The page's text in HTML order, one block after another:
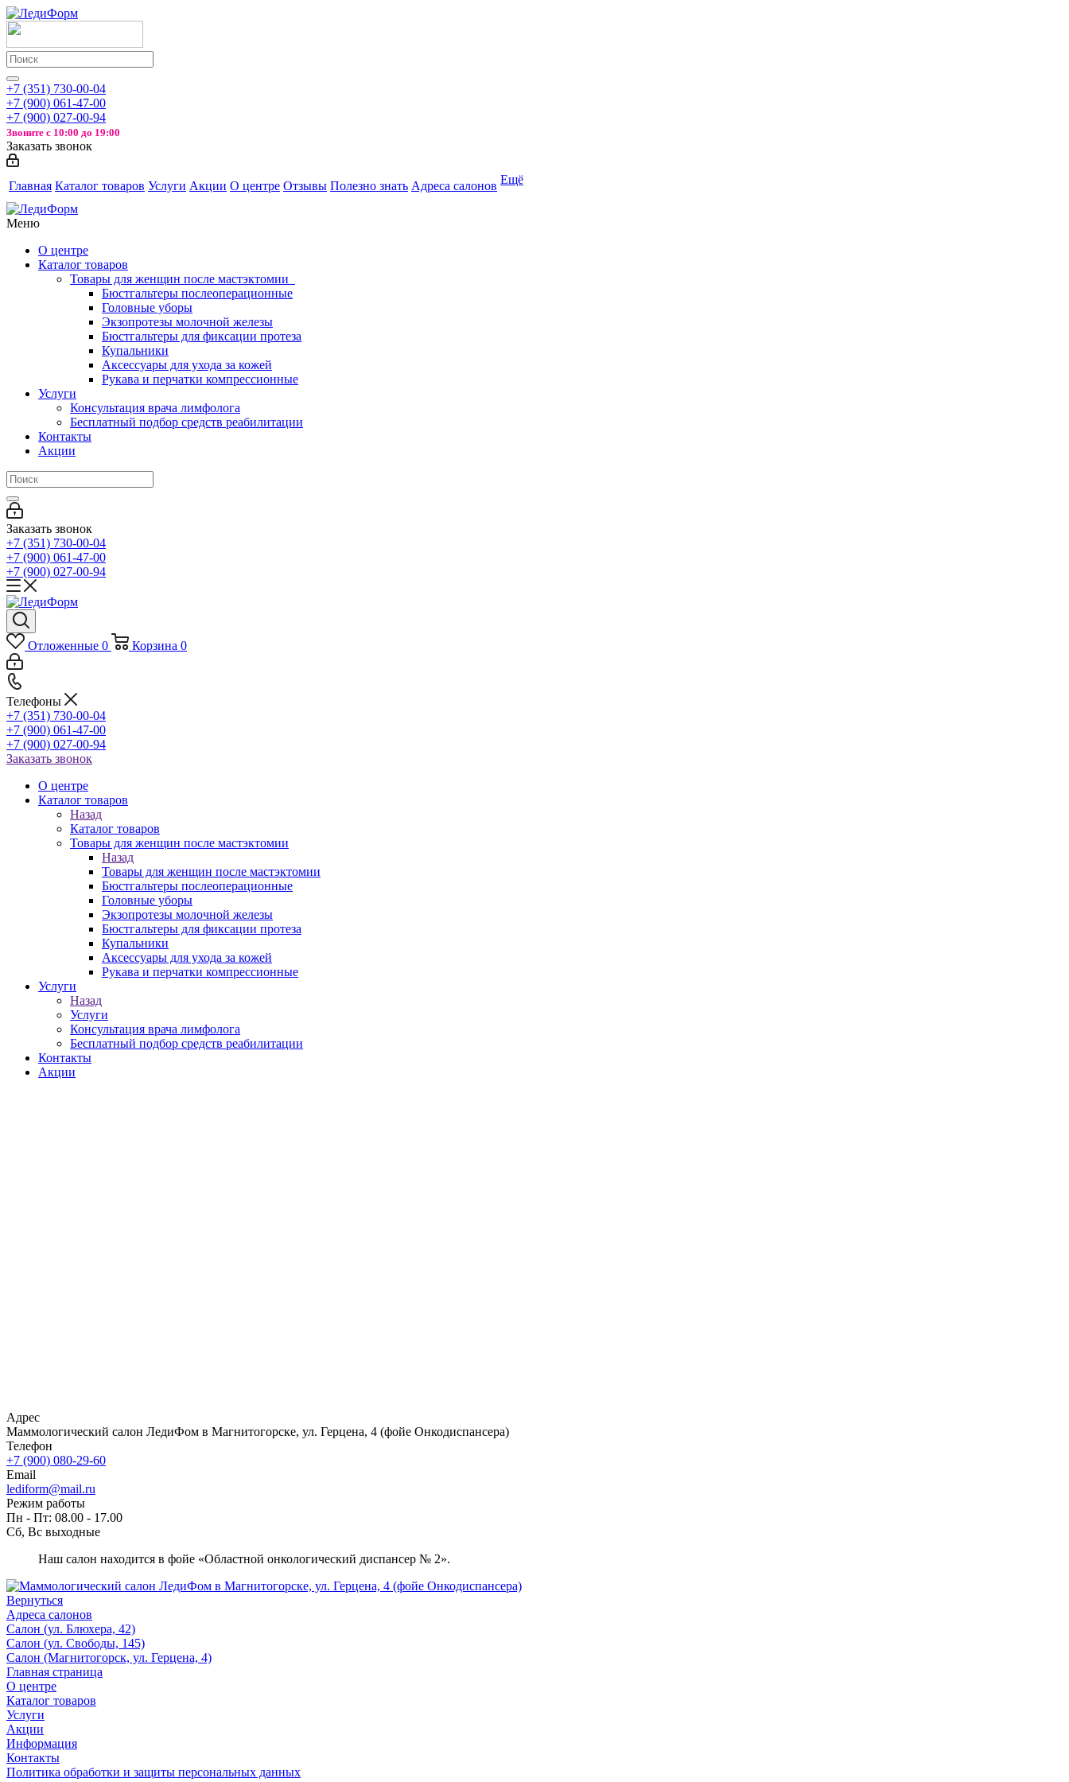
+7 (351) 730-00-04
+7 (900) 061-47-00
+7 (900) 027-00-94
Звоните с 10:00 до 19:00
Заказать звонок
Главная Каталог товаров Услуги Акции О центре Отзывы Полезно знать Адреса салонов Ещё
Меню
О центре
Каталог товаров
Товары для женщин после мастэктомии
Бюстгальтеры послеоперационные
Головные уборы
Экзопротезы молочной железы
Бюстгальтеры для фиксации протеза
Купальники
Аксессуары для ухода за кожей
Рукава и перчатки компрессионные
Услуги
Консультация врача лимфолога
Бесплатный подбор средств реабилитации
Контакты
Акции
Заказать звонок
+7 (351) 730-00-04
+7 (900) 061-47-00
+7 (900) 027-00-94
Отложенные 0 Корзина 0
Телефоны
+7 (351) 730-00-04
+7 (900) 061-47-00
+7 (900) 027-00-94
Заказать звонок
О центре
Каталог товаров
Назад
Каталог товаров
Товары для женщин после мастэктомии
Назад
Товары для женщин после мастэктомии
Бюстгальтеры послеоперационные
Головные уборы
Экзопротезы молочной железы
Бюстгальтеры для фиксации протеза
Купальники
Аксессуары для ухода за кожей
Рукава и перчатки компрессионные
Услуги
Назад
Услуги
Консультация врача лимфолога
Бесплатный подбор средств реабилитации
Контакты
Акции
Адрес
Маммологический салон ЛедиФом в Магнитогорске, ул. Герцена, 4 (фойе Онкодиспансера)
Телефон
+7 (900) 080-29-60
Email
lediform@mail.ru
Режим работы
Пн - Пт: 08.00 - 17.00
Сб, Вс выходные
Наш салон находится в фойе «Областной онкологический диспансер № 2».
Вернуться
Адреса салонов
Салон (ул. Блюхера, 42)
Салон (ул. Свободы, 145)
Салон (Магнитогорск, ул. Герцена, 4)
Главная страница
О центре
Каталог товаров
Услуги
Акции
Информация
Контакты
Политика обработки и защиты персональных данных